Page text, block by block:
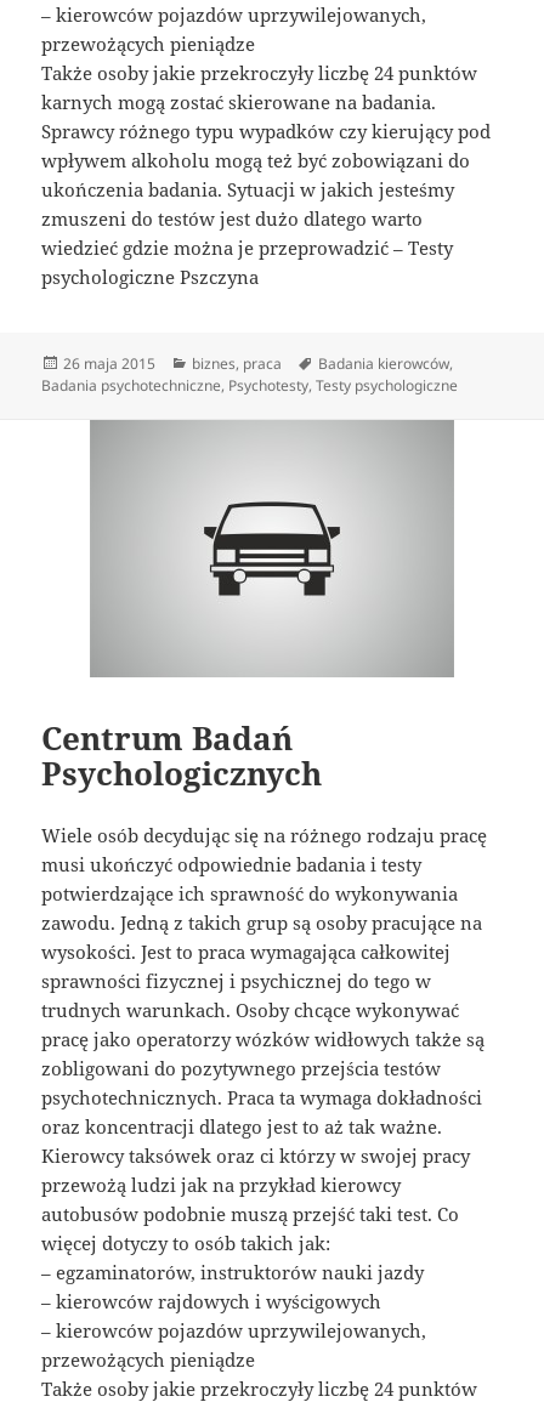
– kierowców pojazdów uprzywilejowanych,
przewożących pieniądze
Także osoby jakie przekroczyły liczbę 24 punktów
karnych mogą zostać skierowane na badania.
Sprawcy różnego typu wypadków czy kierujący pod
wpływem alkoholu mogą też być zobowiązani do
ukończenia badania. Sytuacji w jakich jesteśmy
zmuszeni do testów jest dużo dlatego warto
wiedzieć gdzie można je przeprowadzić – Testy
psychologiczne Pszczyna
Data
publikacji
26 maja 2015 Kategorie
biznes, praca Tagi
Badania kierowców,
Badania psychotechniczne, Psychotesty,Testy psychologiczne
Centrum Badań
Psychologicznych
Wiele osób decydując się na różnego rodzaju pracę
musi ukończyć odpowiednie badania i testy
potwierdzające ich sprawność do wykonywania
zawodu. Jedną z takich grup są osoby pracujące na
wysokości. Jest to praca wymagająca całkowitej
sprawności fizycznej i psychicznej do tego w
trudnych warunkach. Osoby chcące wykonywać
pracę jako operatorzy wózków widłowych także są
zobligowani do pozytywnego przejścia testów
psychotechnicznych. Praca ta wymaga dokładności
oraz koncentracji dlatego jest to aż tak ważne.
Kierowcy taksówek oraz ci którzy w swojej pracy
przewożą ludzi jak na przykład kierowcy
autobusów podobnie muszą przejść taki test. Co
więcej dotyczy to osób takich jak:
– egzaminatorów, instruktorów nauki jazdy
– kierowców rajdowych i wyścigowych
– kierowców pojazdów uprzywilejowanych,
przewożących pieniądze
Także osoby jakie przekroczyły liczbę 24 punktów